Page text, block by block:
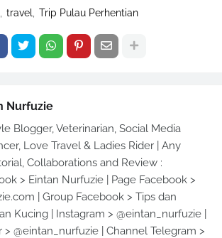
travel Trip Pulau Perhentian
Nurfuzie
Blogger, Veterinarian, Social Media
Love Travel & Ladies Rider | Any
Collaborations and Review :
> Eintan Nurfuzie | Page Facebook >
| Group Facebook > Tips dan
Kucing | Instagram > @eintan_nurfuzie |
> @eintan_nurfuzie | Channel Telegram >